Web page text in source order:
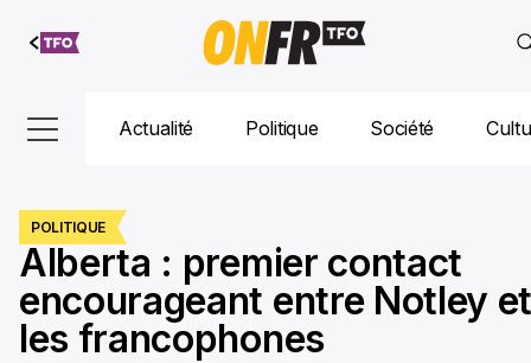
Aller au
contenu
Actualité Politique Société
POLITIQUE
Alberta : premier contact
encourageant entre Notley
les francophones